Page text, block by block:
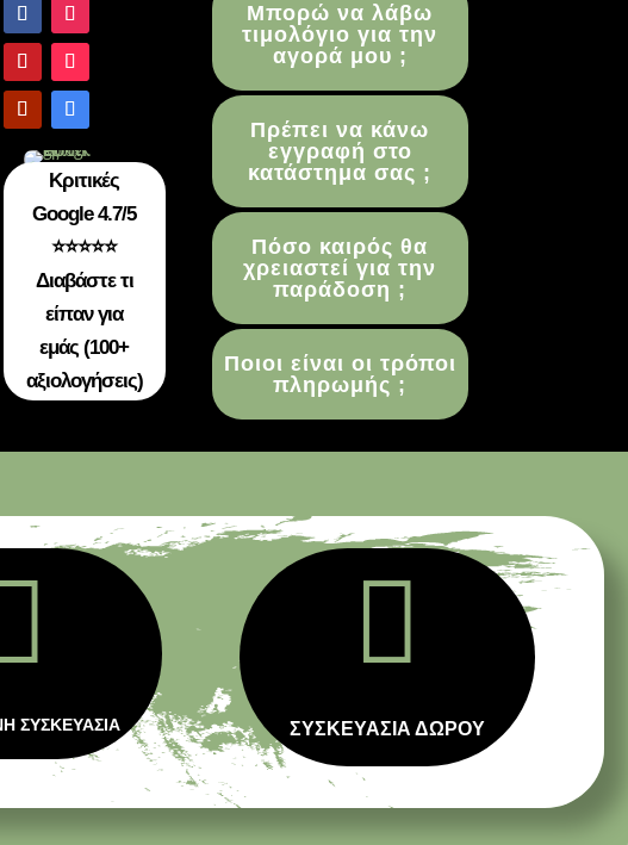
Κριτικές
Google 4.7/5
⭐⭐⭐⭐⭐
Διαβάστε τι
είπαν για
εμάς (100+
αξιολογήσεις)
Μπορώ να λάβω
τιμολόγιο για την
αγορά μου ;
Πρέπει να κάνω
εγγραφή στο
κατάστημα σας ;
Πόσο καιρός θα
χρειαστεί για την
παράδοση ;
Ποιοι είναι οι τρόποι
πληρωμής ;
ΣΥΣΚΕΥΑΣΙΑ

ΣΥΣΚΕΥΑΣΙΑ ΔΩΡΟΥ